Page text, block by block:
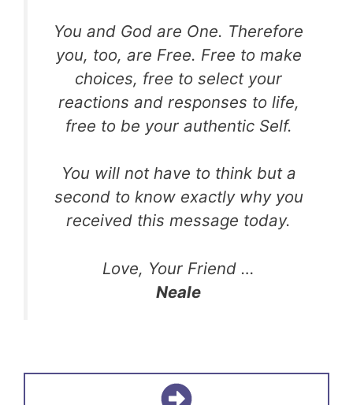
You and God are One. Therefore
you, too, are Free. Free to make
choices, free to select your
reactions and responses to life,
free to be your authentic Self.
You will not have to think but a
second to know exactly why you
received this message today.
Love, Your Friend …
Neale